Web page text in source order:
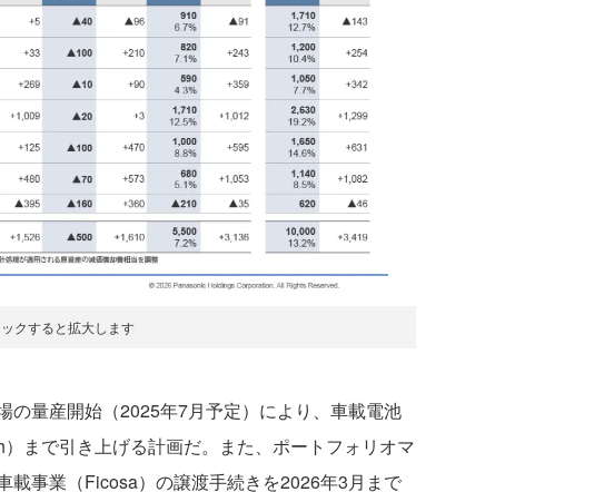
クすると拡大します
量産開始（2025年7月予定）により、車載電池
まで引き上げる計画だ。また、ポートフォリオマ
載事業（Ficosa）の譲渡手続きを2026年3月まで